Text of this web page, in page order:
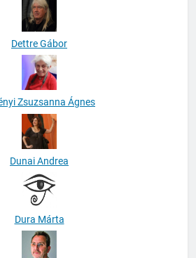
Dettre Gábor
Zsuzsanna Ágnes
Dunai Andrea
Dura Márta